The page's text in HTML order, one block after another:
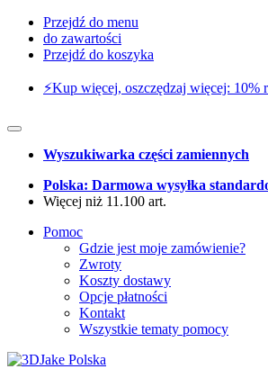
Przejdź do menu
do zawartości
Przejdź do koszyka
⚡️Kup więcej, oszczędzaj więcej:
Wyszukiwarka części zamiennych
Polska: Darmowa wysyłka
Więcej niż 11.100 art.
Pomoc
Gdzie jest moje zamówienie?
Zwroty
Koszty dostawy
Opcje płatności
Kontakt
Wszystkie tematy pomocy